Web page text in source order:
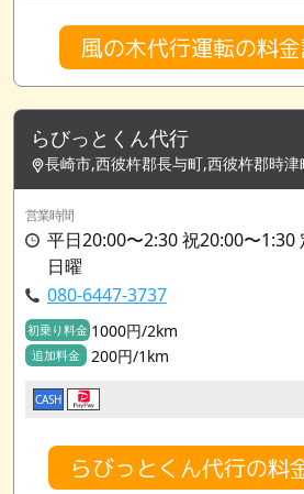
風の木代行運転の料
らびっとくん代行
長崎市,西彼杵郡長与町,西彼杵郡時
営業時間
平日20:00〜2:30 祝20:00〜1:30
日曜
080-6447-3737
初乗り料金 1000円/2km
追加料金 200円/1km
CASH
らびっとくん代行の料